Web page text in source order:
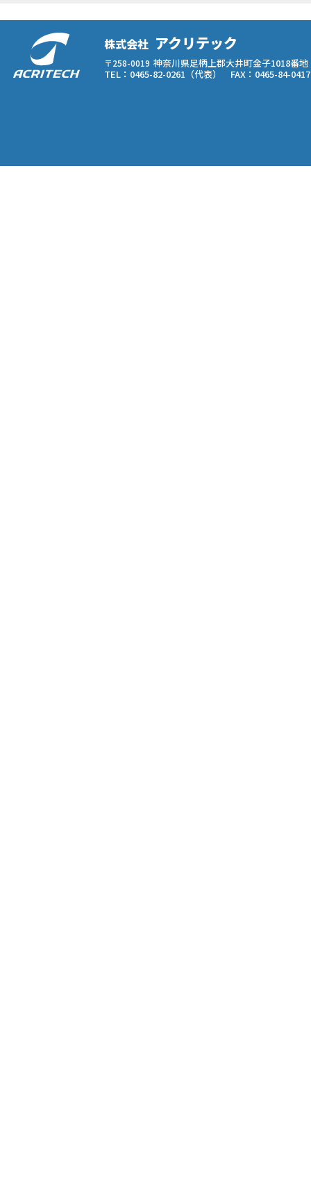
株式会社 アクリテック
〒258-0019 神奈川県足柄上郡大井町金子1018番地
TEL：0465-82-0261（代表） FAX：0465-84-0417